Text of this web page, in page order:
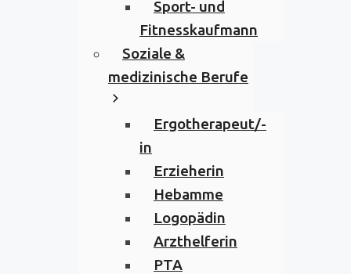
Sport- und
Fitnesskaufmann
Soziale &
medizinische Berufe
Ergotherapeut/-
in
Erzieherin
Hebamme
Logopädin
Arzthelferin
PTA